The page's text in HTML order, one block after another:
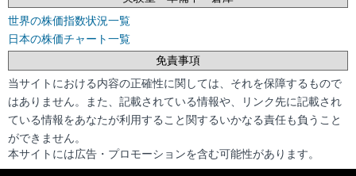
世界の株価指数状況一覧
日本の株価チャート一覧
免責事項
当サイトにおける内容の正確性に関しては、それを保障するもので
はありません。また、記載されている情報や、リンク先に記載され
ている情報をあなたが利用すること関するいかなる責任も負うこと
ができません。
本サイトには広告・プロモーションを含む可能性があります。